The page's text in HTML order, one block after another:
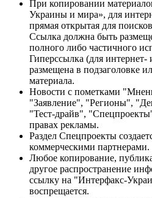
При копировании
Украины и мира», для
прямая открытая для
Ссылка должна быть
полного либо частичного
Гиперссылка (для
размещена в подзаголовке
материала.
Новости с пометками
"Заявление", "Регионы",
"Тест-драйв",
правах рекламы.
Раздел Спецпроекты
коммерческими партнерами.
Любое копирование,
другое распространение
ссылку на "Интерфакс-
воспрещается.